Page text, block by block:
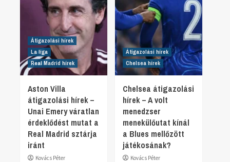
Átigazolási hírek
La liga
Real Madrid hírek
Aston Villa
átigazolási hírek –
Unai Emery váratlan
érdeklődést mutat a
Real Madrid sztárja
iránt
Kovács Péter
Átigazolási hírek
Chelsea hírek
Chelsea átigazolási
hírek – A volt
menedzser
menekülőutat kínál
a Blues mellőzött
játékosának?
Kovács Péter